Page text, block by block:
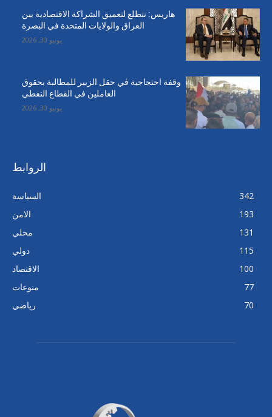
هاريس: نتطلع لتعميق الشراكة الاقتصادية بين
العراق والولايات المتحدة في البصرة
يونيو 30, 2026
وقفة احتجاجية في حقل الزبير للمطالبة بحقوق
العاملين في القطاع النفطي
يونيو 30, 2026
الروابط
السياسة
342
الامن
193
محلي
131
دولي
115
الاقتصاد
100
منوعات
77
رياضي
70